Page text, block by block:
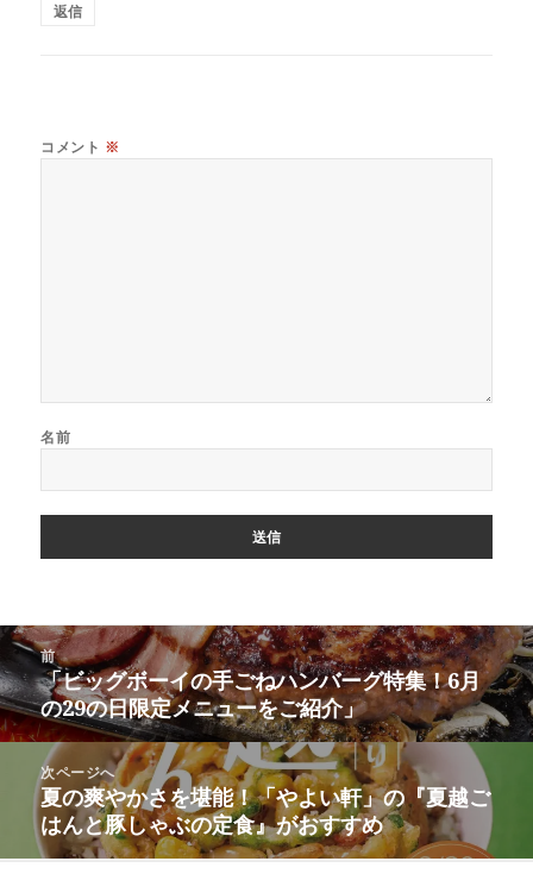
返信
コメント ※
名前
投
稿
ナ
ビ
ン
前
前
の
投
稿:
「ビッグボーイの手ごねハンバーグ特集！6月
の29の日限定メニューをご紹介」
次ページへ
次
の
投
夏の爽やかさを堪能！「やよい軒」の『夏越ご
はんと豚しゃぶの定食』がおすすめ